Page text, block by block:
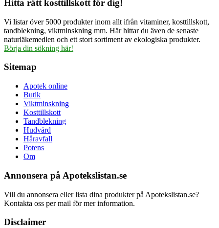
Hitta rätt kosttillskott för dig!
Vi listar över 5000 produkter inom allt ifrån vitaminer, kosttillskott,
tandblekning, viktminskning mm. Här hittar du även de senaste
naturläkemedlen och ett stort sortiment av ekologiska produkter.
Börja din sökning här!
Sitemap
Apotek online
Butik
Viktminskning
Kosttillskott
Tandblekning
Hudvård
Håravfall
Potens
Om
Annonsera på Apotekslistan.se
Vill du annonsera eller lista dina produkter på Apotekslistan.se?
Kontakta oss per mail för mer information.
Disclaimer